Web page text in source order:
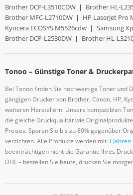
Brother DCP-L3510CDW | Brother HL-
Brother MFC-L2710DW | HP LaserJet Pro
Kyocera ECOSYS M5526cdw | Samsung
Brother DCP-L2530DW | Brother HL-
Tonoo – Günstige Toner &
Bei Tonoo finden Sie hochwertige Toner und
gängigen Drucker von Brother, Canon, HP,
weiteren Herstellern. Unsere kompatiblen
die gleiche Druckqualität wie
Preises. Sparen Sie bis zu 80% gegenüber
verzichten. Alle Produkte werden mit3
beeinträchtigen nicht die Garantie Ihres
DHL – bestellen Sie heute, drucken Sie